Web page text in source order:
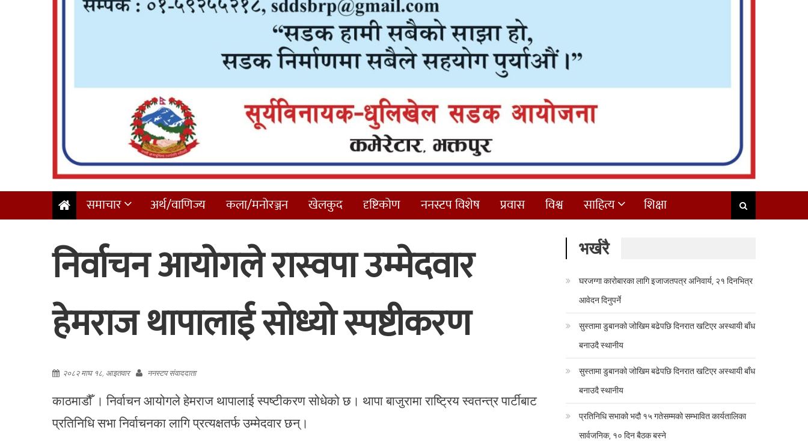
समाचार अर्थ/वाणिज्य कला/मनोरञ्जन खेलकुद दृष्टिकोण ननस्टप विशेष प्रवास विश्व साहित्य शिक्षा
निर्वाचन आयोगले रास्वपा उम्मेदवार
हेमराज थापालाई सोध्यो स्पष्टीकरण
२०८२ माघ १८, आइतवार ननस्टप संवाददाता
काठमाडौँ । निर्वाचन आयोगले हेमराज थापालाई स्पष्टीकरण सोधेको छ। थापा बाजुरामा राष्ट्रिय स्वतन्त्र पार्टीबाट
प्रतिनिधि सभा निर्वाचनका लागि प्रत्यक्षतर्फ उम्मेदवार छन्।
भर्खरै
घरजग्गा कारोबारका लागि इजाजतपत्र अनिवार्य, २१ दिनभित्र
आवेदन दिनुपर्ने
सुस्तामा डुबानको जोखिम बढेपछि दिनरात खटिएर अस्थायी बाँध
बनाउदै स्थानीय
सुस्तामा डुबानको जोखिम बढेपछि दिनरात खटिएर अस्थायी बाँध
बनाउदै स्थानीय
प्रतिनिधि सभाको भदौ १५ गतेसम्मको सम्भावित कार्यतालिका
सार्वजनिक, १० दिन बैठक बस्ने